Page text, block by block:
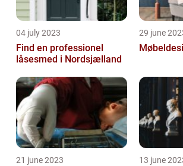
04 july 2023
Find en professionel
låsesmed i Nordsjælland
29 june
21 june 2023 13 june